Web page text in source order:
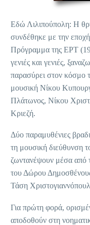
Εδώ Λιλιπούπολη: Η
συνδέθηκε με την
Πρόγραμμα της ΕΡΤ
γενιές και γενιές,
παρασύρει στον κόσμο
μουσική Νίκου
Πλάτωνος, Νίκου
Κριεζή.
Δύο παραμυθένιες
τη μουσική διεύθυνση
ζωντανέψουν μέσα από
του Δώρου
Τάση
Για πρώτη φορά,
αποδοθούν στη